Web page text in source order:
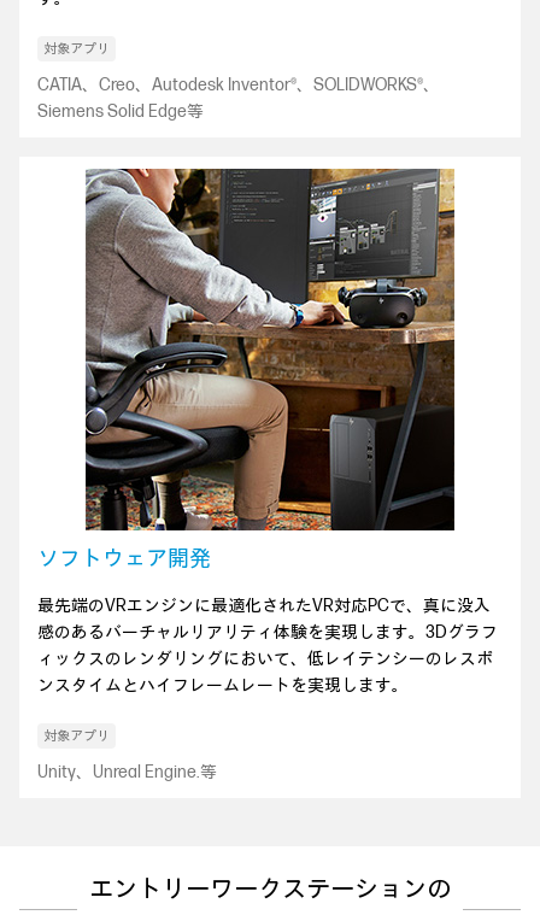
CATIA、Creo、Autodesk Inventor®、SOLIDWORKS®、
Siemens Solid Edge等
ソフトウェア開発
最先端のVRエンジンに最適化されたVR対応PCで、真に没入
感のあるバーチャルリアリティ体験を実現します。3Dグラフ
ィックスのレンダリングにおいて、低レイテンシーのレスポ
ンスタイムとハイフレームレートを実現します。
Unity、Unreal Engine.等
エントリーワークステーションの